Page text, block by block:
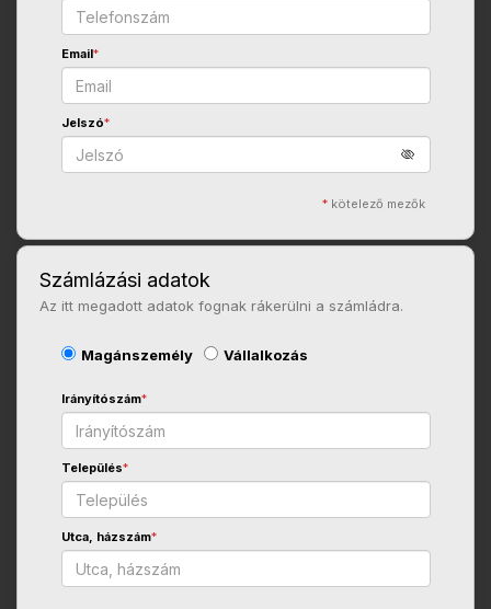
Email*
Jelszó*
* kötelező mezők
Számlázási adatok
Az itt megadott adatok fognak rákerülni a számládra.
Magánszemély Vállalkozás
Irányítószám*
Település*
Utca, házszám*